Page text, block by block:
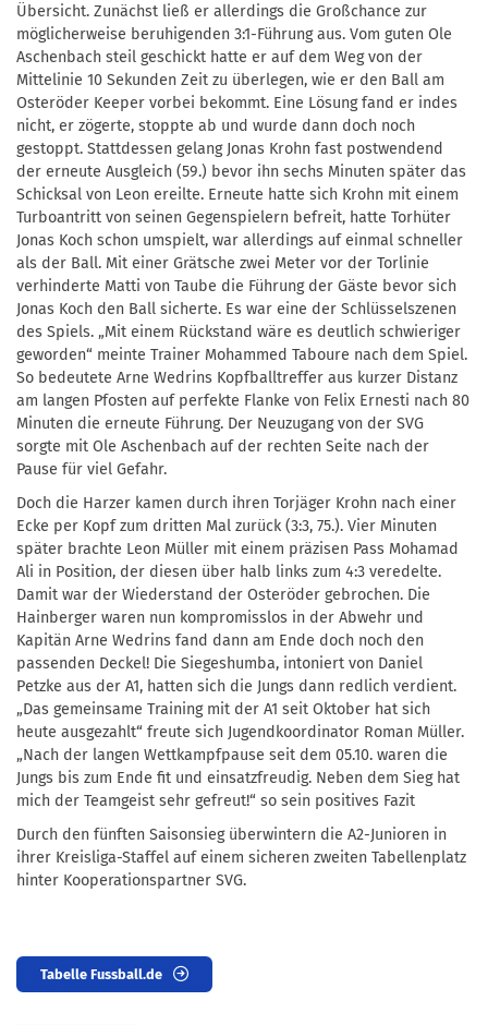
Übersicht. Zunächst ließ er allerdings die Großchance zur
möglicherweise beruhigenden 3:1-Führung aus. Vom guten Ole
Aschenbach steil geschickt hatte er auf dem Weg von der
Mittelinie 10 Sekunden Zeit zu überlegen, wie er den Ball am
Osteröder Keeper vorbei bekommt. Eine Lösung fand er indes
nicht, er zögerte, stoppte ab und wurde dann doch noch
gestoppt. Stattdessen gelang Jonas Krohn fast postwendend
der erneute Ausgleich (59.) bevor ihn sechs Minuten später das
Schicksal von Leon ereilte. Erneute hatte sich Krohn mit einem
Turboantritt von seinen Gegenspielern befreit, hatte Torhüter
Jonas Koch schon umspielt, war allerdings auf einmal schneller
als der Ball. Mit einer Grätsche zwei Meter vor der Torlinie
verhinderte Matti von Taube die Führung der Gäste bevor sich
Jonas Koch den Ball sicherte. Es war eine der Schlüsselszenen
des Spiels. „Mit einem Rückstand wäre es deutlich schwieriger
geworden“ meinte Trainer Mohammed Taboure nach dem Spiel.
So bedeutete Arne Wedrins Kopfballtreffer aus kurzer Distanz
am langen Pfosten auf perfekte Flanke von Felix Ernesti nach 80
Minuten die erneute Führung. Der Neuzugang von der SVG
sorgte mit Ole Aschenbach auf der rechten Seite nach der
Pause für viel Gefahr.
Doch die Harzer kamen durch ihren Torjäger Krohn nach einer
Ecke per Kopf zum dritten Mal zurück (3:3, 75.). Vier Minuten
später brachte Leon Müller mit einem präzisen Pass Mohamad
Ali in Position, der diesen über halb links zum 4:3 veredelte.
Damit war der Wiederstand der Osteröder gebrochen. Die
Hainberger waren nun kompromisslos in der Abwehr und
Kapitän Arne Wedrins fand dann am Ende doch noch den
passenden Deckel! Die Siegeshumba, intoniert von Daniel
Petzke aus der A1, hatten sich die Jungs dann redlich verdient.
„Das gemeinsame Training mit der A1 seit Oktober hat sich
heute ausgezahlt“ freute sich Jugendkoordinator Roman Müller.
„Nach der langen Wettkampfpause seit dem 05.10. waren die
Jungs bis zum Ende fit und einsatzfreudig. Neben dem Sieg hat
mich der Teamgeist sehr gefreut!“ so sein positives Fazit
Durch den fünften Saisonsieg überwintern die A2-Junioren in
ihrer Kreisliga-Staffel auf einem sicheren zweiten Tabellenplatz
hinter Kooperationspartner SVG.
Tabelle Fussball.de